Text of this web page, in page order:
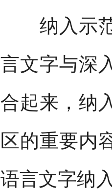
纳入示范
言文字与深
合起来，纳
区的重要内
语言文字纳